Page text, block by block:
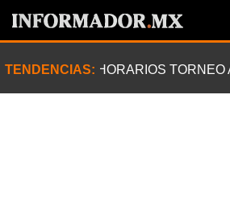
TENDENCIAS: HORARIOS